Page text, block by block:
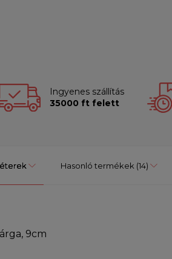
Ingyenes szállítás
35000 ft felett
Hasonló termékek (14)
9cm